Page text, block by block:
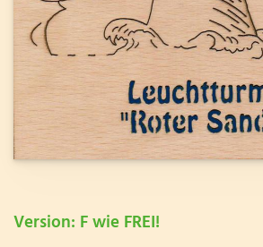
Version: F wie FREI!